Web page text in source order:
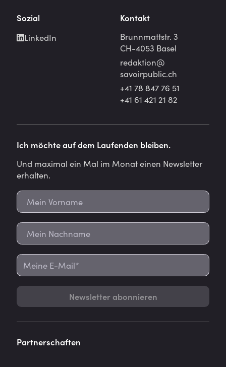
Sozial
LinkedIn
Kontakt
Brunnmattstr. 3
CH-4053 Basel
redaktion@
savoirpublic.ch
+41 78 847 76 51
+41 61 421 21 82
Ich möchte auf dem Laufenden bleiben.
Und maximal ein Mal im Monat einen Newsletter
erhalten.
Newsletter abonnieren
Partnerschaften